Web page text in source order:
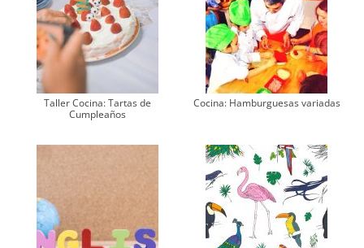
Taller Cocina: Tartas de
Cumpleaños
Cocina: Hamburguesas variadas